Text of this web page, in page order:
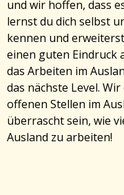
und wir hoffen, dass
lernst du dich selbst
kennen und
einen guten Eindruck
das Arbeiten im
das nächste Level.
offenen Stellen im
überrascht sein, wie
Ausland zu arbeiten!